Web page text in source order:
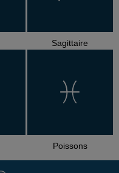
Sagittaire
Poissons